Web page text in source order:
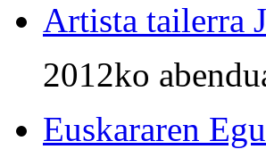
Artista tailerra
2012ko
Euskararen